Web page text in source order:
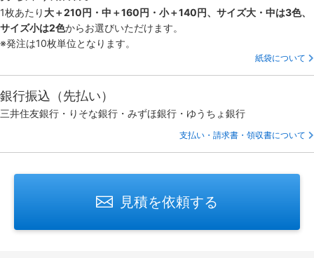
1枚あたり 大＋210円・中＋160円・小＋140円、サイズ大・中は3色、
サイズ小は2色からお選びいただけます。
※発注は10枚単位となります。
紙袋について
銀行振込（先払い）
三井住友銀行・りそな銀行・みずほ銀行・ゆうちょ銀行
支払い・請求書・領収書について
見積を依頼する